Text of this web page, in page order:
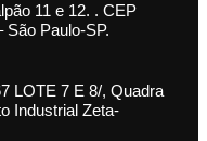
11 e 12. . CEP
São Paulo-SP.
LOTE 7 E 8/, Quadra
Industrial Zeta-